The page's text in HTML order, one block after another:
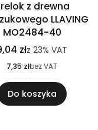
z drewna
LLAVING
MO2484-40
złz 23% VAT
7,35 złbez VAT
Do koszyka